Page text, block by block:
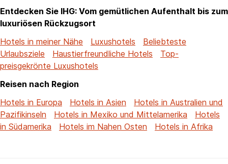
luxuriösen Rückzugsort
Urlaubsziele
Haustierfreundliche Hotels
Top-
preisgekrönte Luxushotels
Pazifikinseln
Hotels in Mexiko und Mittelamerika
Hotels
in Südamerika
Hotels im Nahen Osten Hotels in Afrika